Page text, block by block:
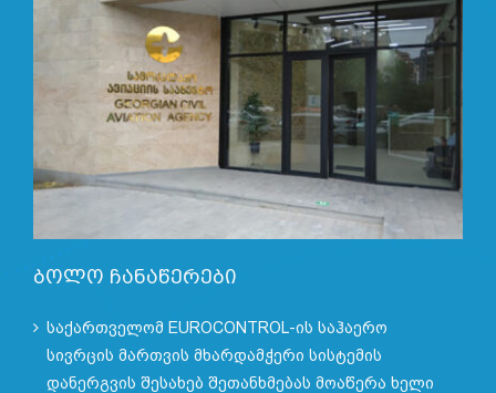
ბოლო ჩანაწერები
საქართველომ EUROCONTROL-ის საჰაერო
სივრცის მართვის მხარდამჭერი სისტემის
დანერგვის შესახებ შეთანხმებას მოაწერა ხელი